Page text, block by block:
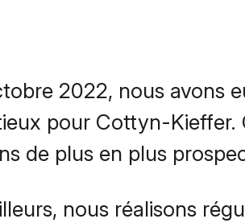
2022, nous avons
pour Cottyn-Kieffer.
de plus en plus
nous réalisons